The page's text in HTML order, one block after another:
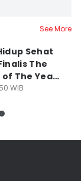
See More
Sehat
The
of The Year
WIB